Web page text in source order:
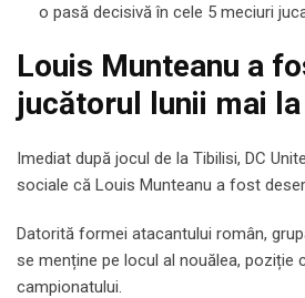
o pasă decisivă în cele 5 meciuri
Louis Munteanu a
jucătorul lunii mai la
Imediat după jocul de la Tibilisi, DC
sociale că Louis Munteanu a fost
Datorită formei atacantului român,
se menține pe locul al nouălea, poziție
campionatului.